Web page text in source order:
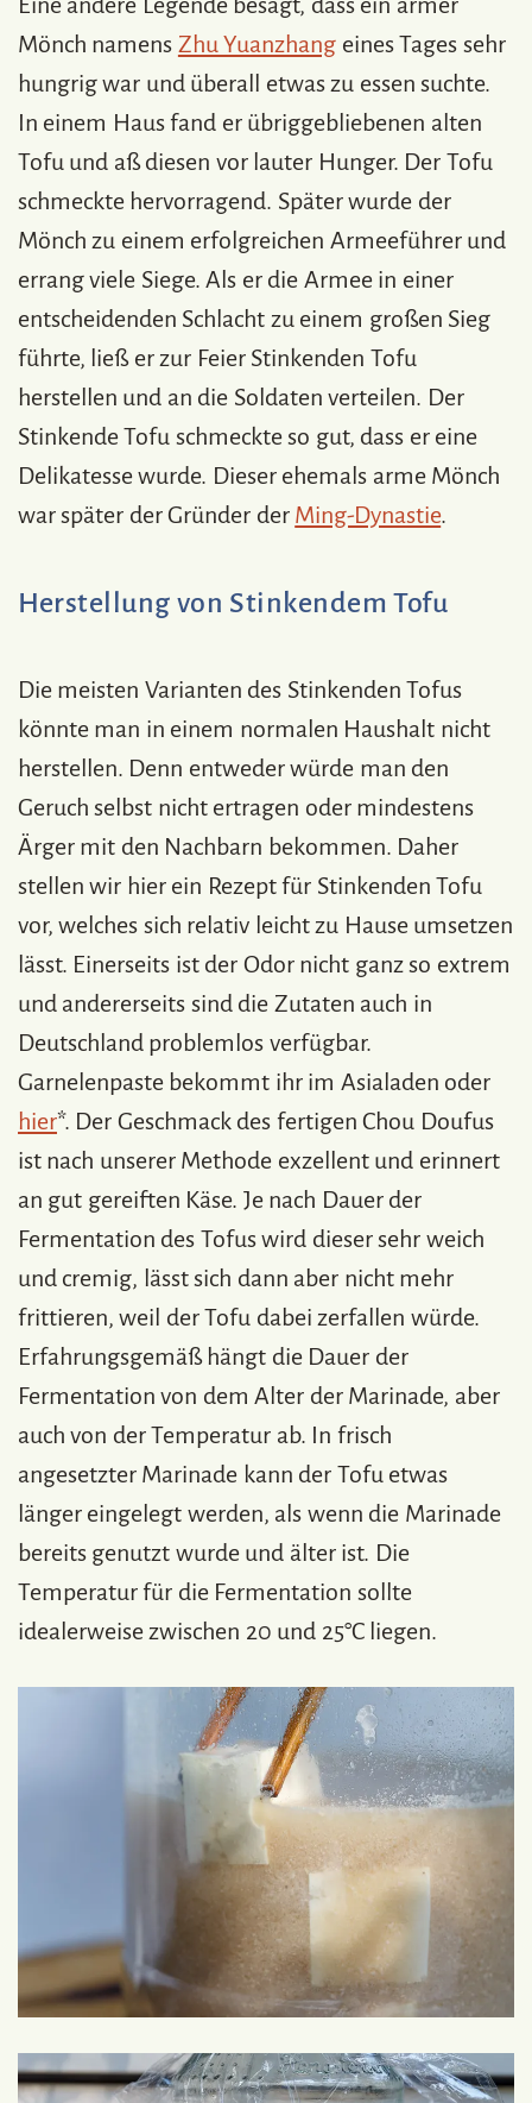
Mönch namens Zhu Yuanzhang eines Tages sehr
hungrig war und überall etwas zu essen suchte.
In einem Haus fand er übriggebliebenen alten
Tofu und aß diesen vor lauter Hunger. Der Tofu
schmeckte hervorragend. Später wurde der
Mönch zu einem erfolgreichen Armeeführer und
errang viele Siege. Als er die Armee in einer
entscheidenden Schlacht zu einem großen Sieg
führte, ließ er zur Feier Stinkenden Tofu
herstellen und an die Soldaten verteilen. Der
Stinkende Tofu schmeckte so gut, dass er eine
Delikatesse wurde. Dieser ehemals arme Mönch
war später der Gründer der Ming-Dynastie.
Herstellung von Stinkendem Tofu
Die meisten Varianten des Stinkenden Tofus
könnte man in einem normalen Haushalt nicht
herstellen. Denn entweder würde man den
Geruch selbst nicht ertragen oder mindestens
Ärger mit den Nachbarn bekommen. Daher
stellen wir hier ein Rezept für Stinkenden Tofu
vor, welches sich relativ leicht zu Hause umsetzen
lässt. Einerseits ist der Odor nicht ganz so extrem
und andererseits sind die Zutaten auch in
Deutschland problemlos verfügbar.
Garnelenpaste bekommt ihr im Asialaden oder
hier*. Der Geschmack des fertigen Chou Doufus
ist nach unserer Methode exzellent und erinnert
an gut gereiften Käse. Je nach Dauer der
Fermentation des Tofus wird dieser sehr weich
und cremig, lässt sich dann aber nicht mehr
frittieren, weil der Tofu dabei zerfallen würde.
Erfahrungsgemäß hängt die Dauer der
Fermentation von dem Alter der Marinade, aber
auch von der Temperatur ab. In frisch
angesetzter Marinade kann der Tofu etwas
länger eingelegt werden, als wenn die Marinade
bereits genutzt wurde und älter ist. Die
Temperatur für die Fermentation sollte
idealerweise zwischen 20 und 25°C liegen.